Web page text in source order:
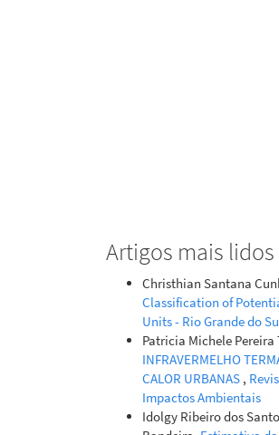
Artigos mais
Christhian Santana
Classification of
Units - Rio Grande do
Patricia Michele
INFRAVERMELHO
CALOR URBANAS ,
Impactos Ambientais
Idolgy Ribeiro dos